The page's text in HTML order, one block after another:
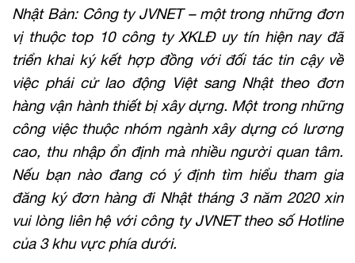
Nhật Bản: Công ty JVNET – một trong những đơn
vị thuộc top 10 công ty XKLĐ uy tín hiện nay đã
triển khai ký kết hợp đồng với đối tác tin cậy về
việc phái cử lao động Việt sang Nhật theo đơn
hàng vận hành thiết bị xây dựng. Một trong những
công việc thuộc nhóm ngành xây dựng có lương
cao, thu nhập ổn định mà nhiều người quan tâm.
Nếu bạn nào đang có ý định tìm hiểu tham gia
đăng ký đơn hàng đi Nhật tháng 3 năm 2020 xin
vui lòng liên hệ với công ty JVNET theo số Hotline
của 3 khu vực phía dưới.